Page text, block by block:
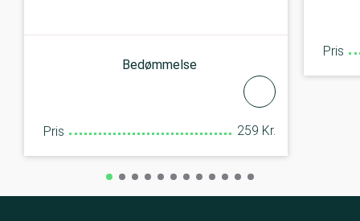
Bedømmelse
Pris 259 Kr.
Pris